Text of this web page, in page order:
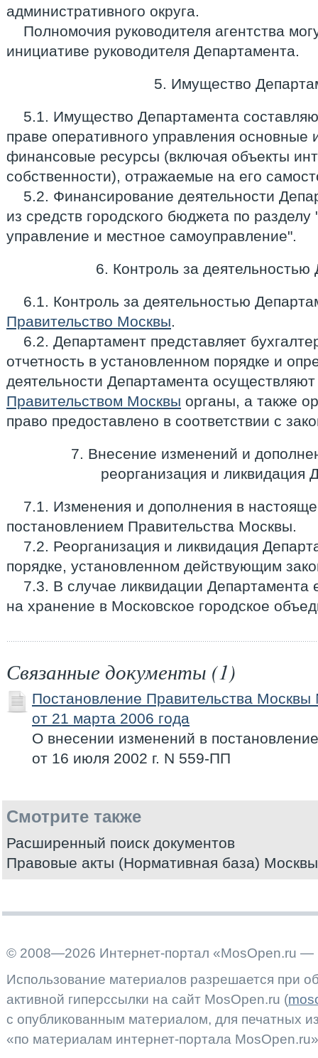
административного округа.
Полномочия руководителя агентства
инициативе руководителя Департамента.
5. Имущество
5.1. Имущество Департамента
праве оперативного управления основные
финансовые ресурсы (включая объекты
собственности), отражаемые на его
5.2. Финансирование деятельности
из средств городского бюджета по разделу
управление и местное самоуправление".
6. Контроль за деятельностью
6.1. Контроль за деятельностью
Правительство Москвы.
6.2. Департамент представляет
отчетность в установленном порядке и
деятельности Департамента
Правительством Москвы органы, а также
право предоставлено в соответствии с
7. Внесение изменений и
реорганизация и ликвидация
7.1. Изменения и дополнения в
постановлением Правительства Москвы.
7.2. Реорганизация и ликвидация
порядке, установленном действующим
7.3. В случае ликвидации Департамента
на хранение в Московское городское
Связанные документы (1)
Постановление Правительства
от 21 марта 2006 года
О внесении изменений в
от 16 июля 2002 г. N 559-ПП
Смотрите также
Расширенный поиск документов
Правовые акты (Нормативная база) Москвы
© 2008—2026 Интернет-портал «MosOpen.ru —
Использование материалов разрешается при
активной гиперссылки на сайт MosOpen.ru (
с опубликованным материалом, для печатных
«по материалам интернет-портала